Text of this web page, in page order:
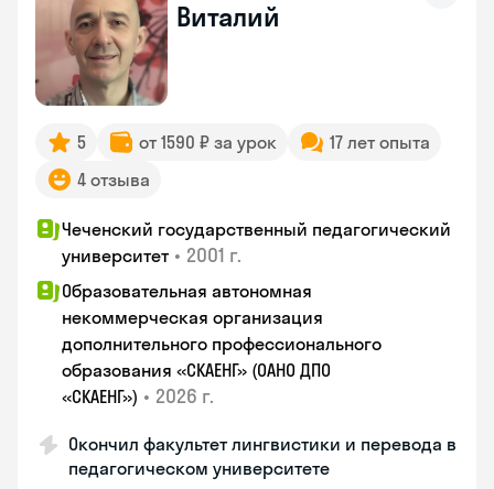
Виталий
5 от 1590 ₽ за урок
17 лет опыта
4 отзыва
Чеченский государственный педагогический
университет • 2001 г.
Образовательная автономная
некоммерческая организация
дополнительного профессионального
образования «СКАЕНГ» (ОАНО ДПО
«СКАЕНГ») • 2026 г.
Окончил факультет лингвистики и перевода в
педагогическом университете